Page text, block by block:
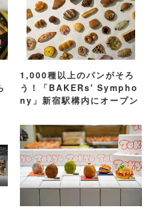
1,000種以上のパンがそろ
う！「BAKERs' Sympho
ny」新宿駅構内にオープン